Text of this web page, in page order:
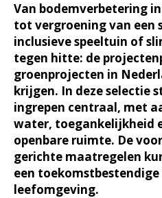
Van bodemverbetering
tot vergroening van een
inclusieve speeltuin of
tegen hitte: de
groenprojecten in
krijgen. In deze selectie
ingrepen centraal, met
water, toegankelijkheid
openbare ruimte. De
gerichte maatregelen
een
leefomgeving.